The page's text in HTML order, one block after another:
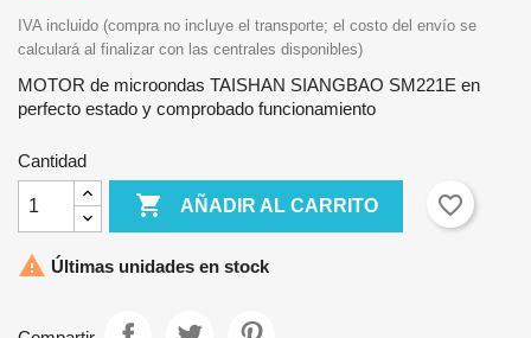
IVA incluido (compra no incluye el transporte; el costo del envío se
calculará al finalizar con las centrales disponibles)
MOTOR de microondas TAISHAN SIANGBAO SM221E en
perfecto estado y comprobado funcionamiento
Cantidad
 AÑADIR AL CARRITO favorite_border
 Últimas unidades en stock